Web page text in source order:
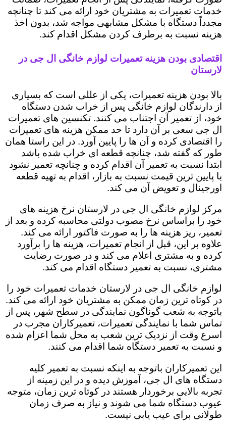
خدمات تعمیرات به مشتریان خود ارائه می کند تا چنانچه
مجدداً دستگاه با مشکل مشابهی مواجه شد، بدون اخذ
هزینه نسبت به برطرف کردن مشکل اقدام کند.
اقتصادی بودن هزینه تعمیرات لوازم خانگی ال جی در
لارستان
بالا بودن هزینه تعمیرات، یکی از عللی است که بسیاری
از دارندگان لوازم خانگی پس از خراب شدن دستگاه
خود، از تعمیر آن اجتناب می کنند. تکنسین های تعمیرات
ال جی سعی بر آن دارد تا حد ممکن هزینه های تعمیرات
را اقتصادی کرده و آن ها را پایین آورد. در این راستا همان
طور که گفته شد، چنانچه قطعه ای خراب شده باشد
ابتدا نسبت به تعمیر آن اقدام کرده و چنانچه تعمیر نشود
با پایین ترین قیمت نسبت به بازار، اقدام به تهیه قطعه
اورجینال و تعویض آن می کند.
مرکز لوازم خانگی ال جی در لارستان نرخ هزینه های
خود را براساس نرخ مصوب دولتی محاسبه کرده و بعد از
تعمیر، ریز هزینه ها را به صورت فاکتور ارائه می کند.
علاوه بر این، قبل از انجام تعمیرات، هزینه ها را برآورد
کرده و به مشتری اعلام می کند و در صورت رضایت
مشتری، نسبت به تعمیر دستگاه اقدام می کند.
لوازم خانگی ال جی در لارستان خدمات تعمیرات خود را
در کوتاه ترین زمان ممکن به مشتریان خود ارائه می کند.
باتوجه به شعب گوناگون نمایندگی در سطح شهر، پس از
تماس شما با نمایندگی تعمیرات، تعمیرکاران مجرب در
اسرع وقت از نزدیک ترین شعب به محل شما اعزام شده
و نسبت به تعمیر دستگاه شما اقدام می کنند.
این تعمیرکاران باتوجه به اینکه نسبت به تعمیر کلیه
دستگاه های ال جی، آموزش دیده و در این زمینه از
تجربه بالایی برخوردار هستند در کوتاه ترین زمان، متوجه
عیوب دستگاه شما می شوند و نیاز به صرف زمان
طولانی برای عیب یابی نیست.